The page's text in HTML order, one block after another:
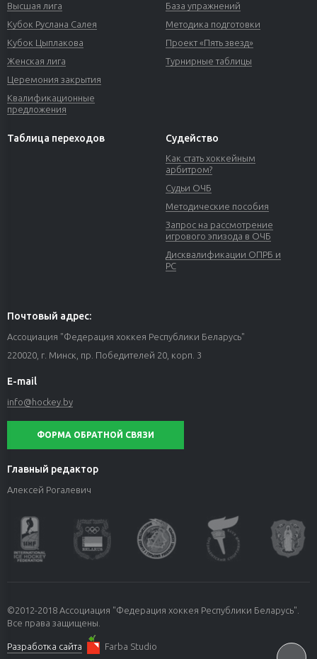
Высшая лига
Кубок Руслана Салея
Кубок Цыплакова
Женская лига
Церемония закрытия
Квалификационные
предложения
База упражнений
Методика подготовки
Проект «Пять звезд»
Турнирные таблицы
Таблица переходов Судейство
Как стать хоккейным
арбитром?
Судьи ОЧБ
Методические пособия
Запрос на рассмотрение
игрового эпизода в ОЧБ
Дисквалификации ОПРБ и
РС
Почтовый адрес:
Ассоциация "Федерация хоккея Республики Беларусь"
220020, г. Минск, пр. Победителей 20, корп. 3
E-mail
info@hockey.by
ФОРМА ОБРАТНОЙ СВЯЗИ
Главный редактор
Алексей Рогалевич
©2012-2018 Ассоциация "Федерация хоккея Республики Беларусь".
Все права защищены.
Разработка сайта Farba Studio